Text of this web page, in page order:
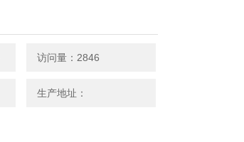
访问量：2846
生产地址：